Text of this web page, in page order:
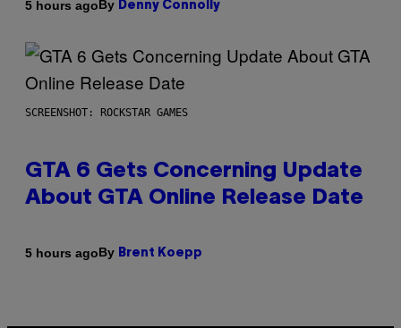
5 hours agoBy Denny Connolly
SCREENSHOT: ROCKSTAR GAMES
GTA 6 Gets Concerning Update
About GTA Online Release Date
5 hours agoBy Brent Koepp